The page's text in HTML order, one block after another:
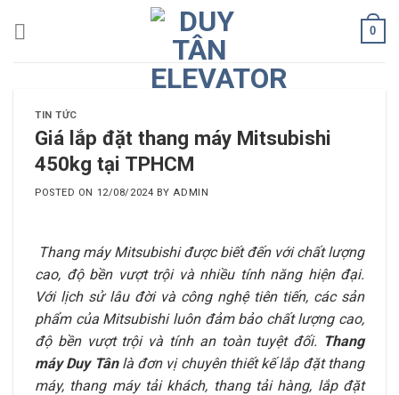
0
TIN TỨC
Giá lắp đặt thang máy Mitsubishi
450kg tại TPHCM
POSTED ON 12/08/2024 BYADMIN
Thang máy Mitsubishi được biết đến với chất lượng
cao, độ bền vượt trội và nhiều tính năng hiện đại.
Với lịch sử lâu đời và công nghệ tiên tiến, các sản
phẩm của Mitsubishi luôn đảm bảo chất lượng cao,
độ bền vượt trội và tính an toàn tuyệt đối. Thang
máy Duy Tânlà đơn vị chuyên thiết kế lắp đặt thang
máy, thang máy tải khách, thang tải hàng, lắp đặt